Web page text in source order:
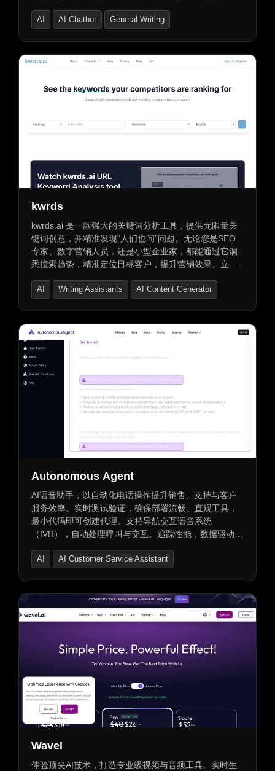
服务支持，重塑您的房地产业务。
AI AI Chatbot General Writing
kwrds
kwrds.ai 是一款强大的关键词分析工具，提供无限量关
键词创意，并精准发现“人们也问”问题。无论您是SEO
专家、数字营销人员，还是小型企业家，都能通过它洞
悉搜索趋势，精准定位目标客户，提升营销效果。立即
同时，还能查看竞争对手正在排名的关键词，助您轻松
AI Writing Assistants AI Content Generator
Autonomous Agent
AI语音助手，以自动化电话操作提升销售、支持与客户
服务效率。实时测试验证，确保部署流畅。直观工具，
最小代码即可创建代理。支持导航交互语音系统
（IVR），自动处理呼叫与交互。追踪性能，数据驱动优
提供低延迟API，支持多语言对话。可扩展并发处理，轻
AI
AI Customer Service Assistant
Wavel
体验顶尖AI技术，打造专业级视频与音频工具。实时生